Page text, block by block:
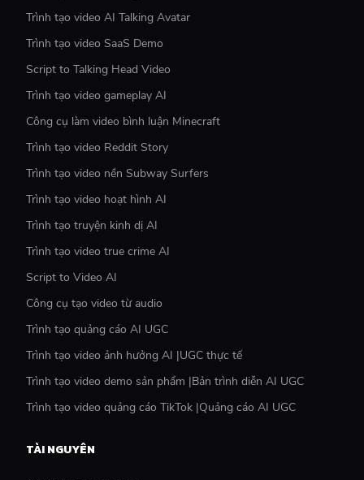
Trình tạo video AI Talking Avatar
Trình tạo video SaaS Demo
Script to Talking Head Video
Trình tạo video gameplay AI
Công cụ làm video bình luận Minecraft
Trình tạo video Reddit Story
Trình tạo video nền Subway Surfers
Trình tạo video hoạt hình AI
Trình tạo truyện kinh dị AI
Trình tạo video true crime AI
Script to Video AI
Công cụ tạo video từ audio
Trình tạo quảng cáo AI UGC
Trình tạo video ảnh hưởng AI |UGC thực tế
Trình tạo video demo sản phẩm |Bản trình diễn AI UGC
Trình tạo video quảng cáo TikTok |Quảng cáo AI UGC
TÀI NGUYÊN